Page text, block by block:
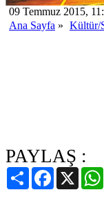
09 Temmuz 2015,
Ana Sayfa » Kültür/
PAYLAŞ :
PaylaşFacebook
X